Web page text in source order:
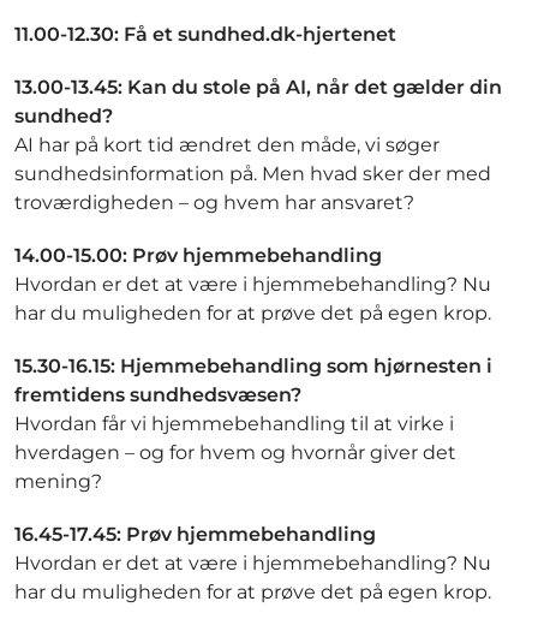
11.00-12.30: Få et sundhed.dk-hjertenet
13.00-13.45: Kan du stole på AI, når det gælder din
sundhed?
AI har på kort tid ændret den måde, vi søger
sundhedsinformation på. Men hvad sker der med
troværdigheden – og hvem har ansvaret?
14.00-15.00: Prøv hjemmebehandling
Hvordan er det at være i hjemmebehandling? Nu
har du muligheden for at prøve det på egen krop.​
15.30-16.15: Hjemmebehandling som hjørnesten i
fremtidens sundhedsvæsen?
Hvordan får vi hjemmebehandling til at virke i
hverdagen – og for hvem og hvornår giver det
mening?
16.45-17.45: Prøv hjemmebehandling
Hvordan er det at være i hjemmebehandling? Nu
har du muligheden for at prøve det på egen krop.​